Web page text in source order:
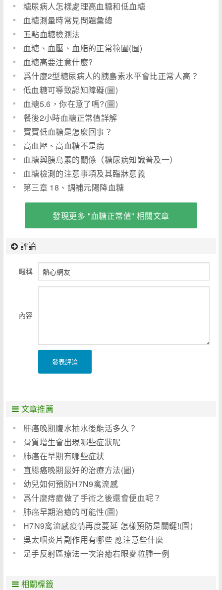
糖尿病人怎樣處理高血糖和低血糖
血糖測量時常見問題彙總
五點血糖檢測法
血糖、血壓、血脂的正常範圍(圖)
血糖高要注意什麼?
爲什麼2型糖尿病人的胰島素水平會比正常人高？
低血糖可導致認知障礙(圖)
血糖5.6，你在意了嗎?(圖)
餐後2小時血糖正常值詳解
寶寶低血糖是怎麼回事？
高血壓、高血糖不是病
血糖與胰島素的關係（糖尿病知識普及一）
血糖檢測的注意事項及其臨牀意義
第三章 18、調補元陽降血糖
發現更多 "血糖正常值" 相關文章
評論
暱稱
內容
發表評論
文章推薦
肝癌晚期腹水抽水後能活多久？
骨質增生會出現哪些症狀呢
肺癌在早期有哪些症狀
直腸癌晚期最好的治療方法(圖)
幼兒如何預防H7N9禽流感
爲什麼痔瘡做了手術之後還會便血呢？
肺癌早期治癒的可能性(圖)
H7N9禽流感疫情再度蔓延 怎樣預防是關鍵!(圖)
吳太咽炎片副作用有哪些 應注意些什麼
足手反射區療法一次治癒右眼麥粒腫一例
相關標籤